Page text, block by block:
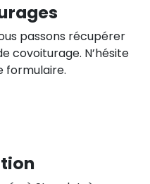
passons récupérer
covoiturage. N’hésite
formulaire.